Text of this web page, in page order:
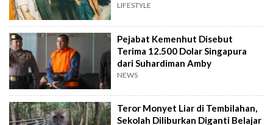
LIFESTYLE
Pejabat Kemenhut Disebut
Terima 12.500 Dolar Singapura
dari Suhardiman Amby
NEWS
Teror Monyet Liar di Tembilahan,
Sekolah Diliburkan Diganti Belajar